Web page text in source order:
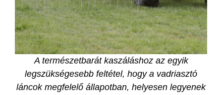
A természetbarát kaszáláshoz az egyik
legszükségesebb feltétel, hogy a vadriasztó
láncok megfelelő állapotban, helyesen legyenek